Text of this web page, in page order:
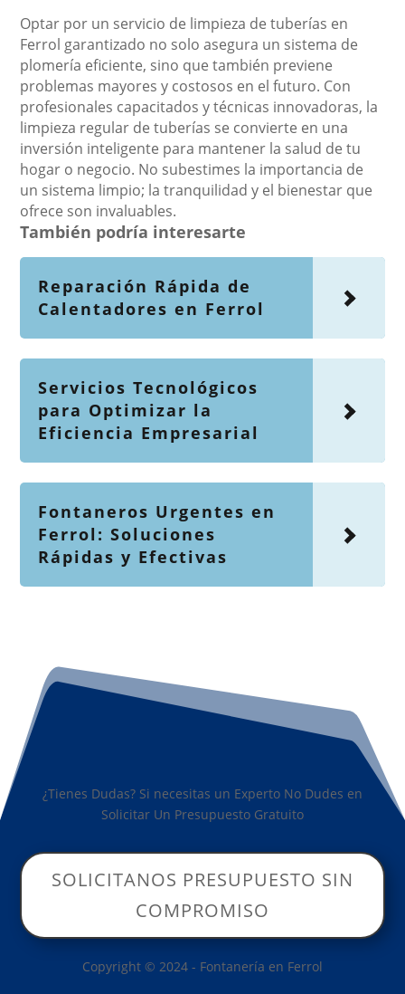
Optar por un servicio de limpieza de tuberías en
Ferrol garantizado no solo asegura un sistema de
plomería eficiente, sino que también previene
problemas mayores y costosos en el futuro. Con
profesionales capacitados y técnicas innovadoras, la
limpieza regular de tuberías se convierte en una
inversión inteligente para mantener la salud de tu
hogar o negocio. No subestimes la importancia de
un sistema limpio; la tranquilidad y el bienestar que
ofrece son invaluables.
También podría interesarte
Reparación Rápida de
Calentadores en Ferrol
Servicios Tecnológicos
para Optimizar la
Eficiencia Empresarial
Fontaneros Urgentes en
Ferrol: Soluciones
Rápidas y Efectivas
¿Tienes Dudas? Si necesitas un Experto No Dudes en
Solicitar Un Presupuesto Gratuito
SOLICITANOS PRESUPUESTO SIN
COMPROMISO
Copyright © 2024 - Fontanería en Ferrol